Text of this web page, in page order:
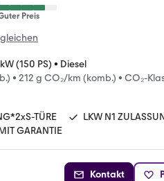
Preis
(150 PS) • Diesel
• 212 g CO₂/km (komb.) • CO₂-
TÜRE
LKW N1
GARANTIE
Kontakt